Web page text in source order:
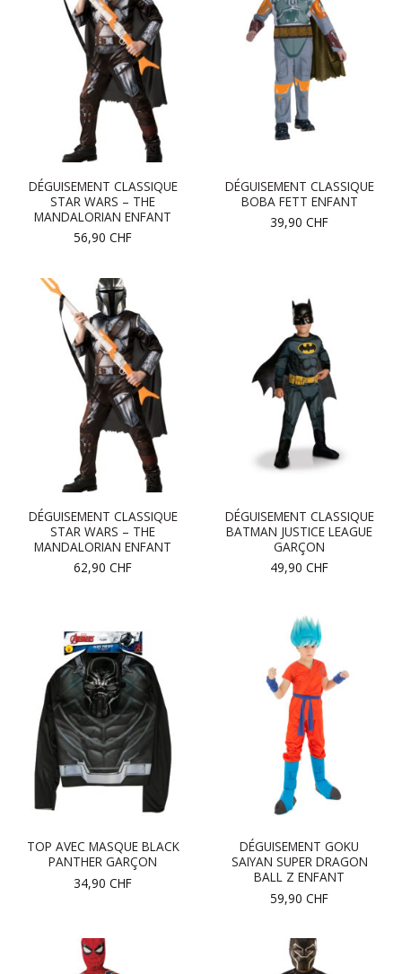
DÉGUISEMENT CLASSIQUE
STAR WARS – THE
MANDALORIAN ENFANT
56,90 CHF
DÉGUISEMENT CLASSIQUE
BOBA FETT ENFANT
39,90 CHF
DÉGUISEMENT CLASSIQUE
STAR WARS – THE
MANDALORIAN ENFANT
62,90 CHF
DÉGUISEMENT CLASSIQUE
BATMAN JUSTICE LEAGUE
GARÇON
49,90 CHF
TOP AVEC MASQUE BLACK
PANTHER GARÇON
34,90 CHF
DÉGUISEMENT GOKU
SAIYAN SUPER DRAGON
BALL Z ENFANT
59,90 CHF